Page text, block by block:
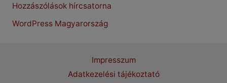
Hozzászólások hírcsatorna
WordPress Magyarország
Impresszum
Adatkezelési tájékoztató